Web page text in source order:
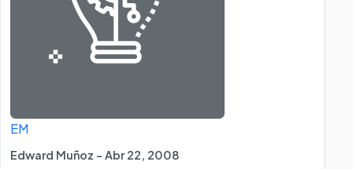
EM
Edward Muñoz - Abr 22, 2008